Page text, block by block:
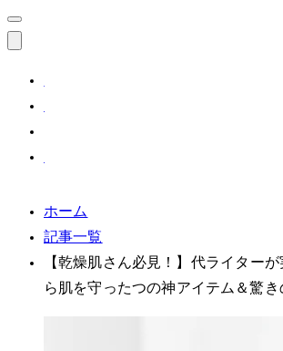
ホーム
記事一覧
【乾燥肌さん必見！】30代ライター
ら肌を守った5つの神アイテム＆驚